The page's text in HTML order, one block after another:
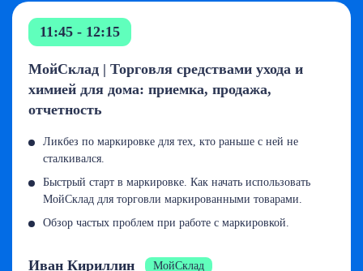
11:45 - 12:15
МойСклад | Торговля средствами ухода и
химией для дома: приемка, продажа,
отчетность
Ликбез по маркировке для тех, кто раньше с ней не
сталкивался.
Быстрый старт в маркировке. Как начать использовать
МойСклад для торговли маркированными товарами.
Обзор частых проблем при работе с маркировкой.
Иван Кириллин МойСклад